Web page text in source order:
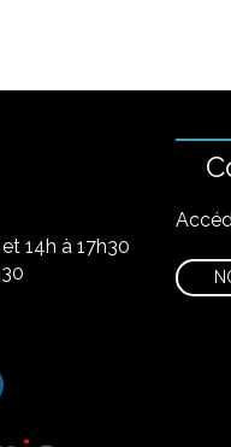
14h à 17h30
Facebook
le compte Twitter
Lien vers le compte